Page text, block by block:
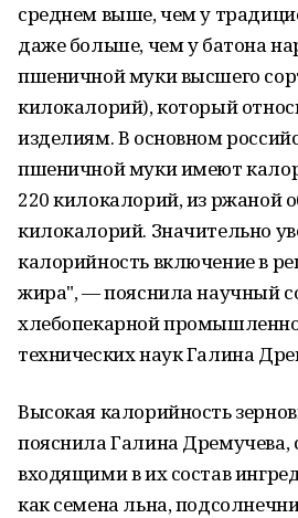
среднем выше, чем у
даже больше, чем у батона
пшеничной муки высшего
килокалорий), который
изделиям. В основном
пшеничной муки имеют
220 килокалорий, из ржаной
килокалорий. Значительно
калорийность включение в
жира", — пояснила научный
хлебопекарной
технических наук Галина
Высокая калорийность
пояснила Галина Дремучева,
входящими в их состав
как семена льна,